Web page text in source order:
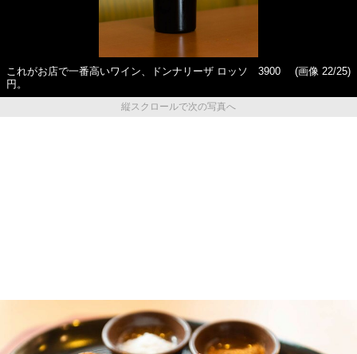
これがお店で一番高いワイン、ドンナリーザ ロッソ 3900
円。
(画像 22/25)
縦スクロールで次の写真へ